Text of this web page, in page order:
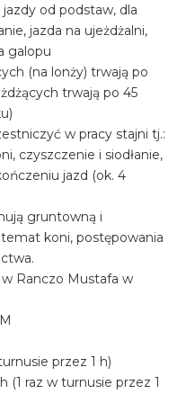
od podstaw, dla
jazda na ujeżdżalni,
galopu
(na lonży) trwają po
trwają po 45
w pracy stajni tj.:
czyszczenie i siodłanie,
jazd (ok. 4
gruntowną i
koni, postępowania
Ranczo Mustafa w
przez 1 h)
(1 raz w turnusie przez 1